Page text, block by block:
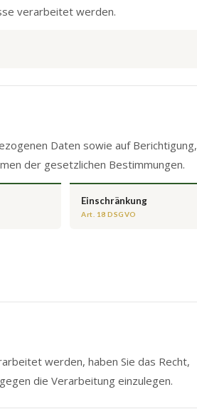
verarbeitet werden.
Daten sowie auf Berichtigung,
der gesetzlichen Bestimmungen.
Einschränkung
Art. 18 DSGVO
werden, haben Sie das Recht,
die Verarbeitung einzulegen.